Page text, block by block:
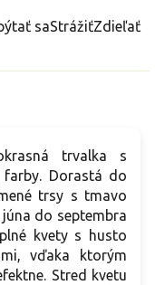
saStrážiťZdieľať
trvalka s
Dorastá do
trsy s tmavo
do septembra
kvety s husto
vďaka ktorým
Stred kvetu